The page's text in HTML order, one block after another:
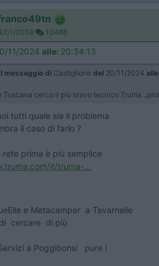
01/2008 10466
11/2024 alle: 20:34:13
messaggio di Castiglione del 20/11/2024 alle
Toscana cerco il più bravo tecnico
tutti quale sia il problema
il caso di farlo ?
rete prima è più semplice
it/truma-...
e Metacamper a Tavarnelle
cercare di più
a Poggibonsi pure !